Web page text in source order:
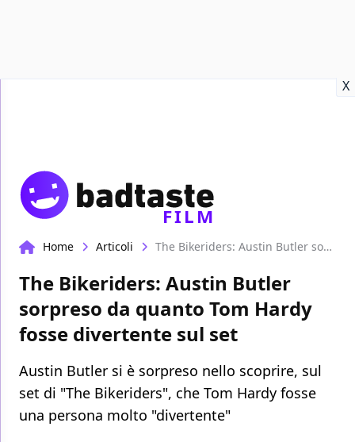
X
FILM
Home Articoli The Bikeriders: Austin Butler sorpreso da quanto Tom Hardy fosse divertente sul set
The Bikeriders: Austin Butler
sorpreso da quanto Tom Hardy
fosse divertente sul set
Austin Butler si è sorpreso nello scoprire, sul
set di "The Bikeriders", che Tom Hardy fosse
una persona molto "divertente"